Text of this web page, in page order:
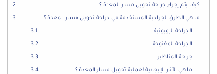
كيف يتم إجراء جراحة تحويل مسار المعدة ؟
ما هي الطرق الجراحية المستخدمة في جراحة تحويل مسار المعدة ؟
الجراحة الروبوتية
الجراحة المفتوحة
جراحة المناظير
ما هي الآثار الإيجابية لعملية تحويل مسار المعدة ؟